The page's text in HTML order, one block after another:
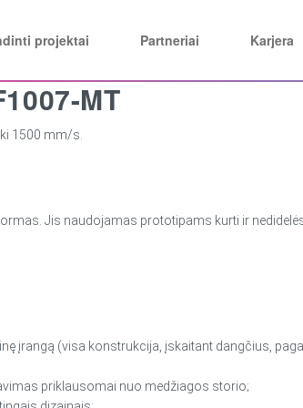
projektai Partneriai Karjera
MT
1500 mm/s.
Jis naudojamas prototipams kurti ir
įrangą (visa konstrukcija, įskaitant dangčius,
priklausomai nuo medžiagos storio;